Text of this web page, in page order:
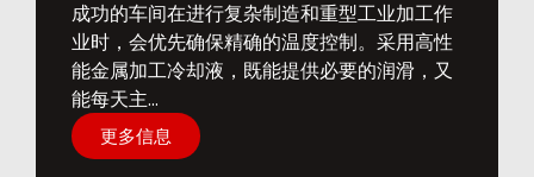
​成功的车间在进行复杂制造和重型工业加工作
业时，会优先确保精确的温度控制。采用高性
能金属加工冷却液，既能提供必要的润滑，又
能每天主...
更多信息